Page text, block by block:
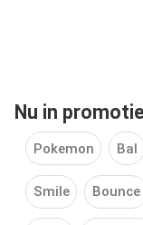
Nu in
Pokemon Bal
Smile Bounce